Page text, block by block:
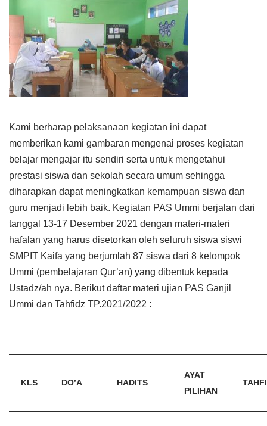
Kami berharap pelaksanaan kegiatan ini dapat
memberikan kami gambaran mengenai proses kegiatan
belajar mengajar itu sendiri serta untuk mengetahui
prestasi siswa dan sekolah secara umum sehingga
diharapkan dapat meningkatkan kemampuan siswa dan
guru menjadi lebih baik. Kegiatan PAS Ummi berjalan dari
tanggal 13-17 Desember 2021 dengan materi-materi
hafalan yang harus disetorkan oleh seluruh siswa siswi
SMPIT Kaifa yang berjumlah 87 siswa dari 8 kelompok
Ummi (pembelajaran Qur’an) yang dibentuk kepada
Ustadz/ah nya. Berikut daftar materi ujian PAS Ganjil
Ummi dan Tahfidz TP.2021/2022 :
KLS DO’A HADITS
AYAT
PILIHAN